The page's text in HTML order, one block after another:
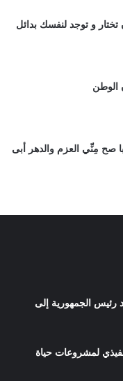
و توجد لنفسك بدائل
الوطن
صح مِنِّي العزم والدهر أبى
رئيس الجمهورية إلى
لمشروعات حياة